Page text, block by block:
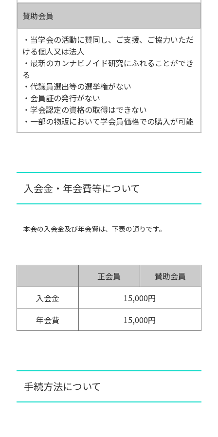
賛助会員
・当学会の活動に賛同し、ご支援、ご協力いただ
ける個人又は法人
・最新のカンナビノイド研究にふれることができ
る
・代議員選出等の選挙権がない
・会員証の発行がない
・学会認定の資格の取得はできない
・一部の物販において学会員価格での購入が可能
入会金・年会費等について
本会の入会金及び年会費は、下表の通りです。
正会員
賛助会員
入会金
15,000円
年会費
15,000円
手続方法について